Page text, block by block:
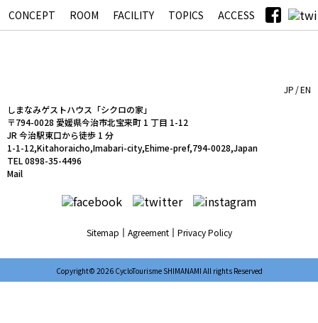
CONCEPT ROOM FACILITY TOPICS ACCESS
シクロの家
JP EN
しまなみゲストハウス「シクロの家」
〒794-0028 愛媛県今治市北宝来町 1 丁目 1-12
JR 今治駅東口から徒歩 1 分
1-1-12,Kitahoraicho,Imabari-city,Ehime-pref,794-0028,Japan
TEL 0898-35-4496
Mail
Sitemap Agreement Privacy Policy
Copyright© 2026 CycloTourisme SHIMANAMI All rights Reserved